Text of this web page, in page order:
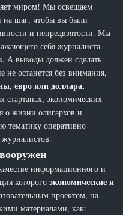
миром! Мы освещаем
на шаг, чтобы вы были
и непредвзятости. Мы
себя журналиста -
А выводы должен сделать
останется без внимания,
евро или доллара,
стартапах, экономических
о жизни олигархов и
тематику оперативно
информационного и
которогоэкономические и
проектом, на
материалами, как: